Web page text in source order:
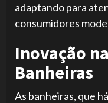
adaptando para
consumidores
Inovação
Banheiras
As banheiras, que